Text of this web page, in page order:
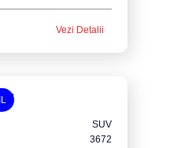
Vezi Detalii
d
SUV
3672